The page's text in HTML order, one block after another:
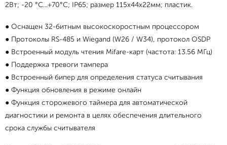
2Вт; -20 °C...+70°C; IP65; размер 115x44x22мм; пластик.
● Оснащен 32-битным высокоскоростным процессором
● Протоколы RS-485 и Wiegand (W26 / W34), протокол OSDP
● Встроенный модуль чтения Mifare-карт (частота: 13.56 МГц)
● Поддержка тревоги тампера
● Встроенный бипер для определения статуса считывания
● Функция обновления в режиме онлайн
● Функция сторожевого таймера для автоматической
диагностики и ремонта в целях обеспечения длительного
срока службы считывателя